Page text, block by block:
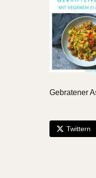
Gebratener
Twittern